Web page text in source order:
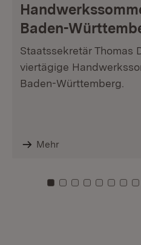
Baden-
Staatssekretär Thomas
viertägige
Baden-Württemberg.
Mehr
Zu Kachel: 0
Zu Kachel: 1
Zu Kachel: 2
ZuZuZuZu